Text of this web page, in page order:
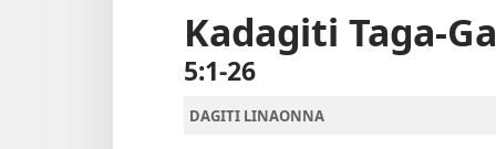
Biblia
Kadagiti Taga-
5:1-26
DAGITI LINAONNA